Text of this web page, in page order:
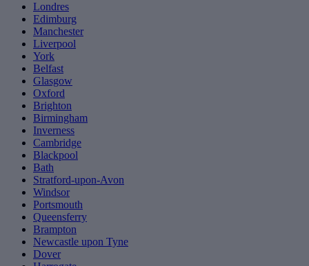
Londres
Edimburg
Manchester
Liverpool
York
Belfast
Glasgow
Oxford
Brighton
Birmingham
Inverness
Cambridge
Blackpool
Bath
Stratford-upon-Avon
Windsor
Portsmouth
Queensferry
Brampton
Newcastle upon Tyne
Dover